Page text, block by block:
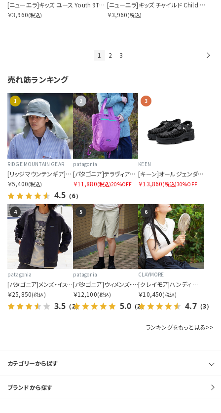
[ニューエラ]キッズ ユース Youth 9TWENTY Vintage PEANUTS ピーナッツ 2-Tone クロームホワイト/ブラック
￥3,960(税込)
[ニューエラ]キッズ チャイルド Child 9TWENTY Vintage PEANUTS ピーナッツ チャーリー・ブラウン スカーレット
￥3,960(税込)
1 2 3
売れ筋ランキング
1
RIDGE MOUNTAIN GEAR
[リッジマウンテンギア]サンシェード 2026
￥5,400(税込)
4.5 （6）
2
patagonia
[パタゴニア]テラヴィア・トート・パック 24L
￥11,880(税込)20%OFF
3
KEEN
[キーン]オールジェンダー ユニーク PLT メリージェーン
￥13,860(税込)30%OFF
4
patagonia
[パタゴニア]メンズ・イスマス・アンラインド・ジャケット
￥25,850(税込)
3.5 （2）
5
patagonia
[パタゴニア]ウィメンズ・バギーズ・ロング
￥12,100(税込)
5.0 （2）
6
CLAYMORE
[クレイモア]ハンディ エー
￥10,450(税込)
4.7（3）
ランキングをもっと見る>>
カテゴリーから探す
ブランドから探す